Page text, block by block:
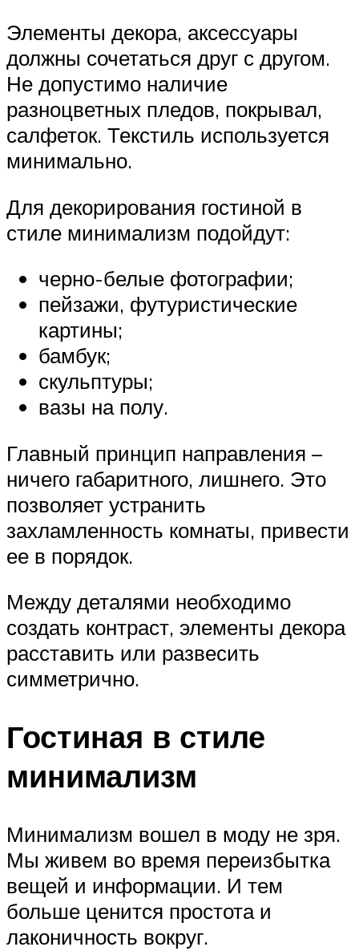
Элементы декора, аксессуары
должны сочетаться друг с другом.
Не допустимо наличие
разноцветных пледов, покрывал,
салфеток. Текстиль используется
минимально.
Для декорирования гостиной в
стиле минимализм подойдут:
черно-белые фотографии;
пейзажи, футуристические
картины;
бамбук;
скульптуры;
вазы на полу.
Главный принцип направления –
ничего габаритного, лишнего. Это
позволяет устранить
захламленность комнаты, привести
ее в порядок.
Между деталями необходимо
создать контраст, элементы декора
расставить или развесить
симметрично.
Гостиная в стиле
минимализм
Минимализм вошел в моду не зря.
Мы живем во время переизбытка
вещей и информации. И тем
больше ценится простота и
лаконичность вокруг.